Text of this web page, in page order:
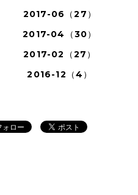
2017-06（27）
2017-04（30）
2017-02（27）
2016-12（4）